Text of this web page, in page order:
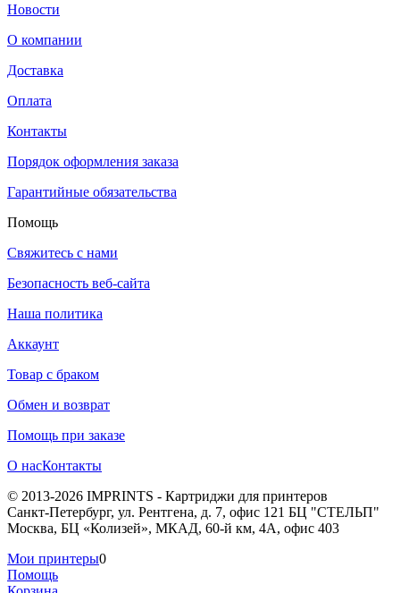
Новости
О компании
Доставка
Оплата
Контакты
Порядок оформления заказа
Гарантийные обязательства
Помощь
Свяжитесь с нами
Безопасность веб-сайта
Наша политика
Аккаунт
Товар с браком
Обмен и возврат
Помощь при заказе
О насКонтакты
© 2013-2026 IMPRINTS - Картриджи для принтеров
Санкт-Петербург, ул. Рентгена, д. 7, офис 121 БЦ "СТЕЛЬП"
Москва, БЦ «Колизей», МКАД, 60-й км, 4А, офис 403
Мои принтеры0
Помощь